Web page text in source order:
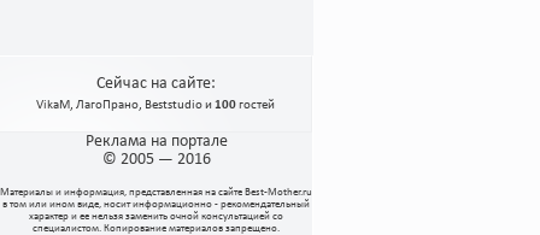
Сейчас на сайте:
VikaM, ЛагоПрано, Beststudioи100гостей
Реклама на портале
© 2005 — 2016
Материалы и информация, представленная на сайте Best-Mother.ru
в том или ином виде, носит информационно - рекомендательный
характер и ее нельзя заменить очной консультацией со
специалистом. Копирование материалов запрещено.